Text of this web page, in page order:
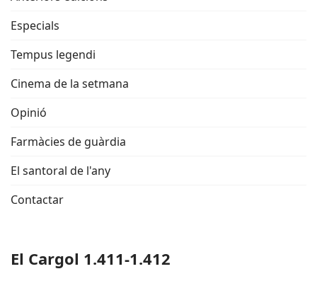
Especials
Tempus legendi
Cinema de la setmana
Opinió
Farmàcies de guàrdia
El santoral de l'any
Contactar
El Cargol 1.411-1.412